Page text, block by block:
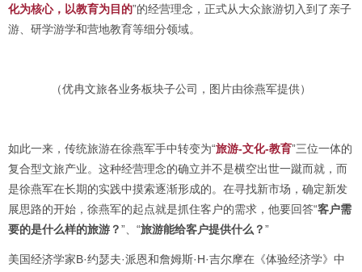
化为核心，以教育为目的”的经营理念，正式从大众旅游切入到了亲子
游、研学游学和营地教育等细分领域。
（优冉文旅各业务板块子公司，图片由徐燕军提供）
如此一来，传统旅游在徐燕军手中转变为“旅游-文化-教育”三位一体的
复合型文旅产业。这种经营理念的确立并不是横空出世一蹴而就，而
是徐燕军在长期的实践中摸索逐渐形成的。在寻找新市场，确定新发
展思路的开始，徐燕军的起点就是抓住客户的需求，他要回答“客户需
要的是什么样的旅游 ？”、“旅游能给客户提供什么 ？”
美国经济学家B·约瑟夫·派恩和詹姆斯·H·吉尔摩在《体验经济学》中